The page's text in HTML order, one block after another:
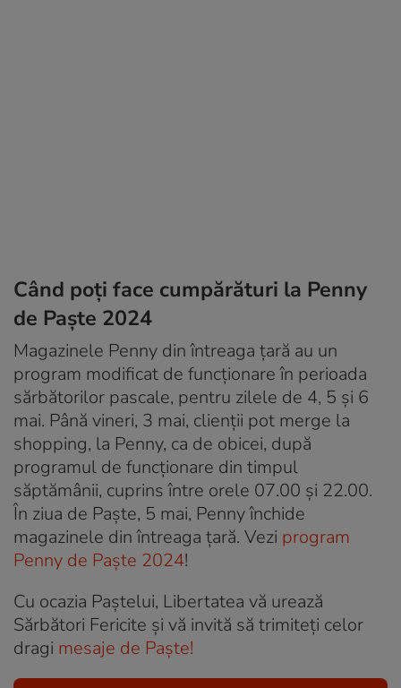
Când poţi face cumpărături la Penny
de Paşte 2024
Magazinele Penny din întreaga ţară au un
program modificat de funcţionare în perioada
sărbătorilor pascale, pentru zilele de 4, 5 şi 6
mai. Până vineri, 3 mai, clienţii pot merge la
shopping, la Penny, ca de obicei, după
programul de funcţionare din timpul
săptămânii, cuprins între orele 07.00 şi 22.00.
În ziua de Paște, 5 mai, Penny închide
magazinele din întreaga țară. Vezi program
Penny de Paşte 2024!
Cu ocazia Paștelui, Libertatea vă urează
Sărbători Fericite și vă invită să trimiteți celor
dragi mesaje de Paște!